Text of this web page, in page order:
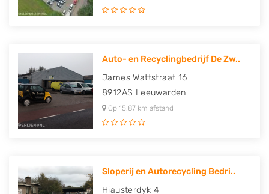
Auto- en Recyclingbedrijf De Zw..
James Wattstraat 16
8912AS Leeuwarden
Op 15,87 km afstand
Sloperij en Autorecycling Bedri..
Hiausterdyk 4